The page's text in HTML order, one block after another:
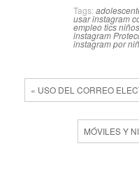
Tags:
usar instagram
empleo tics niños
instagram
instagram por
« USO DEL CORREO
MÓVILES Y